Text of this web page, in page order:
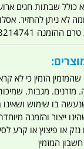
לא ניתן להחזיר.
0523214741
שהמזמין הזמין כי
מזרנים. מגבות.
בו שימוש ושאינו
ייצור והזמנה
או פיצוץ או קרע
המזמין